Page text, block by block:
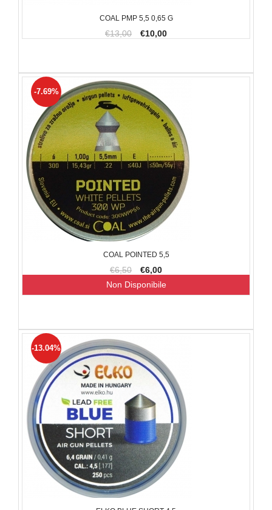
COAL PMP 5,5 0,65 G
€13,00 €10,00
COAL POINTED 5,5
€6,50 €6,00
-7.69%
Non Disponibile
-13.04%